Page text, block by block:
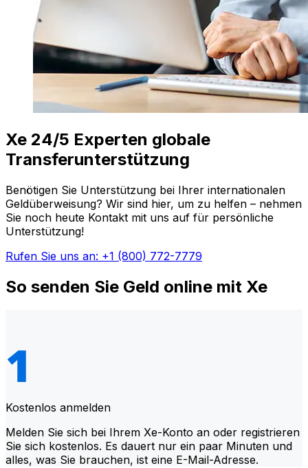
Xe 24/5 Experten globale
Transferunterstützung
Benötigen Sie Unterstützung bei Ihrer internationalen
Geldüberweisung? Wir sind hier, um zu helfen – nehmen
Sie noch heute Kontakt mit uns auf für persönliche
Unterstützung!
Rufen Sie uns an: +1 (800) 772-7779
So senden Sie Geld online mit Xe
Kostenlos anmelden
Melden Sie sich bei Ihrem Xe-Konto an oder registrieren
Sie sich kostenlos. Es dauert nur ein paar Minuten und
alles, was Sie brauchen, ist eine E-Mail-Adresse.